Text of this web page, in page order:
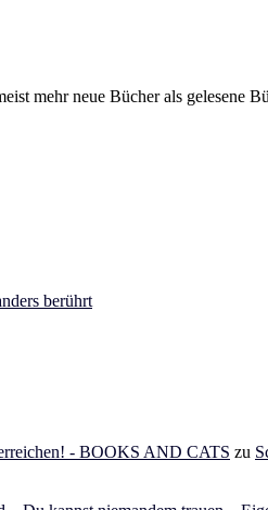
mehr neue Bücher als
berührt
- BOOKS AND CATS zu